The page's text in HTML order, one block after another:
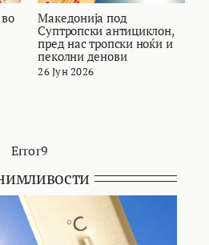
Македонија под
Суптропски антициклон,
пред нас тропски ноќи и
пеколни денови
26 Јун 2026
Error9